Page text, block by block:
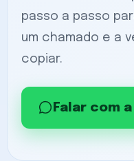
passo a passo
um chamado e a
copiar.
Falar com